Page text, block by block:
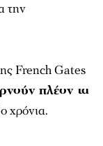
την
French Gates
πλέον τα
χρόνια.